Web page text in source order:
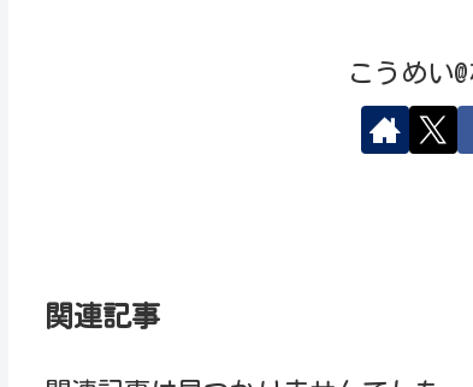
こうめい
関連記事